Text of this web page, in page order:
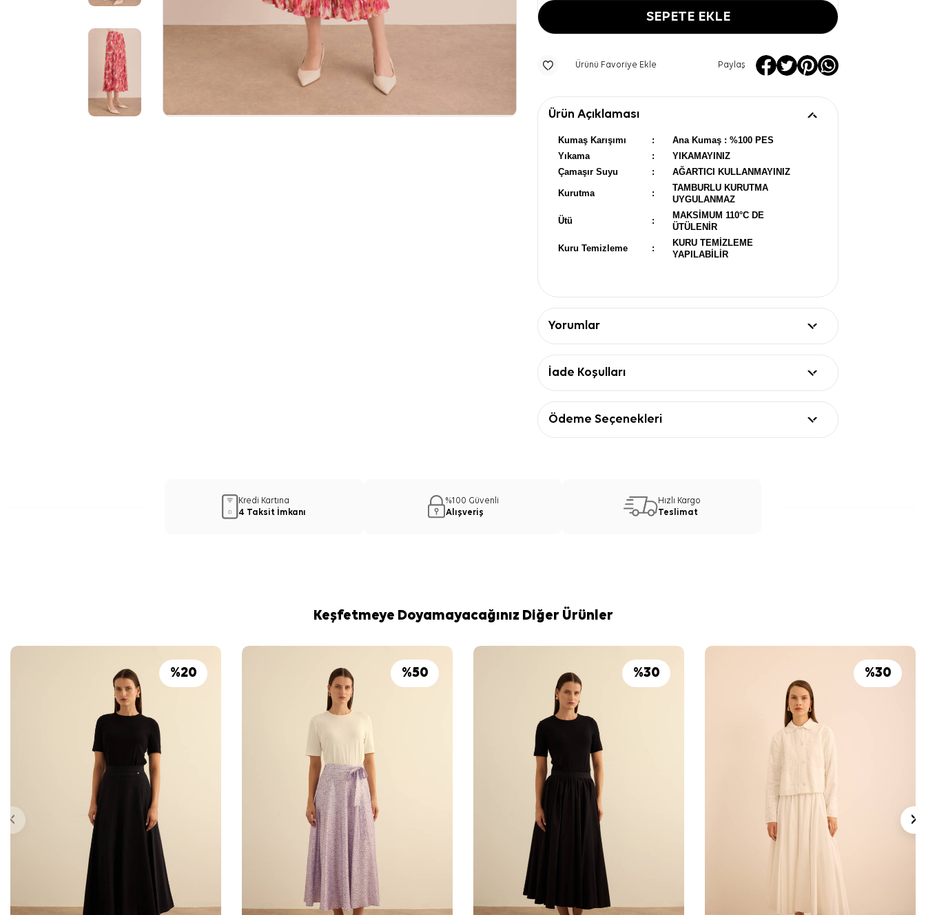
SEPETE EKLE
Ürünü Favoriye Ekle Paylaş
Ürün Açıklaması
Kumaş Karışımı :
Ana Kumaş : %100 PES
Yıkama
:
YIKAMAYINIZ
Çamaşır Suyu
: AĞARTICI KULLANMAYINIZ
Kurutma :
TAMBURLU KURUTMA
UYGULANMAZ
Ütü :
MAKSİMUM 110°C DE
ÜTÜLENİR
Kuru Temizleme :
KURU TEMİZLEME
YAPILABİLİR
Yorumlar
İade Koşulları
Ödeme Seçenekleri
Kredi Kartına
4 Taksit İmkanı
%100 Güvenli
Alışveriş
Hızlı Kargo
Teslimat
Keşfetmeye Doyamayacağınız Diğer Ürünler
%20 %50 %30 %30